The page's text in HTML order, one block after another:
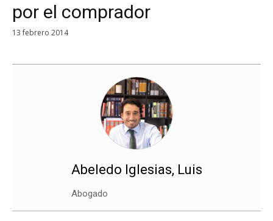
por el comprador
13 febrero 2014
Abeledo Iglesias, Luis
Abogado